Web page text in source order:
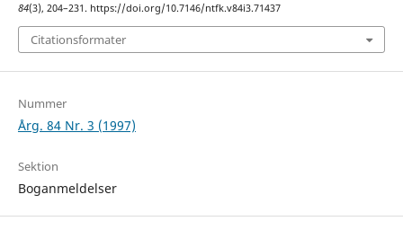
84(3), 204–231. https://doi.org/10.7146/ntfk.v84i3.71437
Citationsformater
Nummer
Årg. 84 Nr. 3 (1997)
Sektion
Boganmeldelser